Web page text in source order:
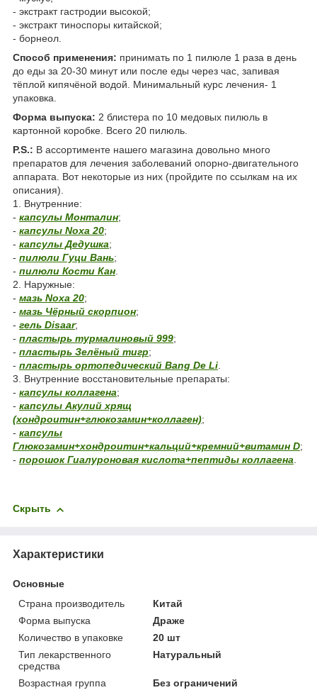
- экстракт гастродии высокой;
- экстракт тиноспоры китайской;
- борнеол.
Способ применения: принимать по 1 пилюле 1 раза в день
до еды за 20-30 минут или после еды через час, запивая
тёплой кипячёной водой. Минимальный курс лечения- 1
упаковка.
Форма выпуска: 2 блистера по 10 медовых пилюль в
картонной коробке. Всего 20 пилюль.
P.S.: В ассортименте нашего магазина довольно много
препаратов для лечения заболеваний опорно-двигательного
аппарата. Вот некоторые из них (пройдите по ссылкам на их
описания).
1. Внутренние:
- капсулы Монталин;
- капсулы Noxa 20;
- капсулы Дедушка;
- пилюли Гуци Вань;
- пилюли Кости Кан.
2. Наружные:
- мазь Noxa 20;
- мазь Чёрный скорпион;
- гель Disaar;
- пластырь турмалиновый 999;
- пластырь Зелёный тигр;
- пластырь ортопедический Bang De Li.
3. Внутренние восстановительные препараты:
- капсулы коллагена;
- капсулы Акулий хрящ
(хондроитин+глюкозамин+коллаген);
- капсулы
Глюкозамин+хондроитин+кальций+кремний+витамин D;
- порошок Гиалуроновая кислота+пептиды коллагена.
Скрыть
Характеристики
Основные
Страна производитель
Китай
Форма выпуска
Драже
Количество в упаковке
20 шт
Тип лекарственного
средства
Натуральный
Возрастная группа
Без ограничений